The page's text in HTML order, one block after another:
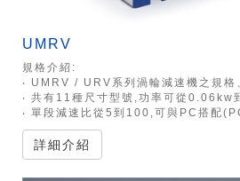
UMRV
規格介紹:
‧ UMRV / URV系列渦輪減速機之規格、安裝尺寸均與NMRV
‧ 共有11種尺寸型號,功率可從0.06kw
‧ 單段減速比從5到100,可與PC搭配(PC-UMRV系列)或兩台搭
詳細介紹